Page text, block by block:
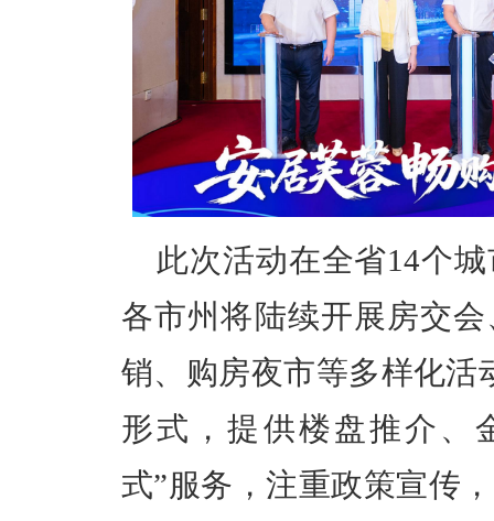
此次活动在全省14个
各市州将陆续开展房交
销、购房夜市等多样化活
形式，提供楼盘推介、
式”服务，注重政策宣传